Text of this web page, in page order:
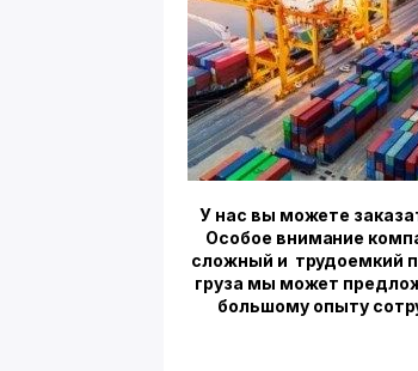
У нас вы можете
Особое внимание
сложный и трудоемкий
груза мы может
большому опыту